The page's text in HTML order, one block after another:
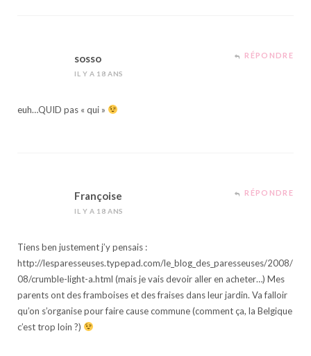
sosso
IL Y A 18 ANS
RÉPONDRE
euh…QUID pas « qui »
Françoise
IL Y A 18 ANS
RÉPONDRE
Tiens ben justement j’y pensais :
http://lesparesseuses.typepad.com/le_blog_des_paresseuses/2008/
08/crumble-light-a.html (mais je vais devoir aller en acheter…) Mes
parents ont des framboises et des fraises dans leur jardin. Va falloir
qu’on s’organise pour faire cause commune (comment ça, la Belgique
c’est trop loin ?)